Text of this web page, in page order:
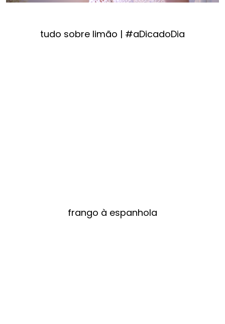
tudo sobre limão | #aDicadoDia
frango à espanhola